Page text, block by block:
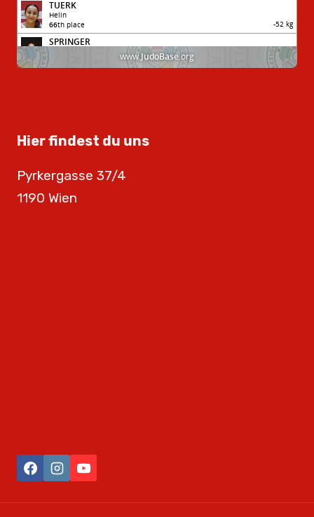
Hier findest du uns
Pyrkergasse 37/4
1190 Wien